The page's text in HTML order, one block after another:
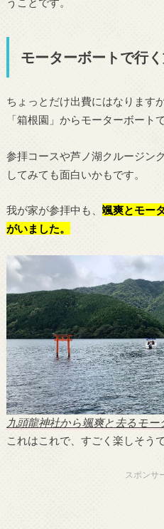
モーターボートで行
ちょっとだけ出費にはなります
「箱根園」からモーターボート
参拝コースや芦ノ湖クルージン
してみても面白いかもです。
我が家が参拝中も、 颯爽とモー
がいました。
九頭龍神社から颯爽と去るモー
これはこれで、すごく楽しそう
スポンサ